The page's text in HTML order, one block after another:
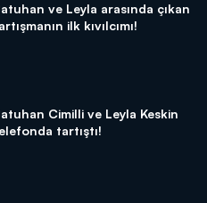
ve Leyla arasında çıkan
ilk kıvılcımı!
Cimilli ve Leyla Keskin
tartıştı!